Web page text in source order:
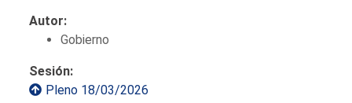
Autor:
Gobierno
Sesión:
Pleno 18/03/2026